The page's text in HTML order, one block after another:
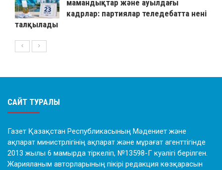
мамандықтар және ауылдағы
кадрлар: партиялар теледебатта нені
талқылады
САЙТ ТУРАЛЫ
Газет Қазақстан Республикасының Мәдениет және
ақпарат министрлігінің ақпарат және мұрағат агенттігінде
2013 жылы 6 мамырда тіркеліп, №13598-Г куәлігі берілген.
Жарияланым авторларының пікірі редакция көзқарасын